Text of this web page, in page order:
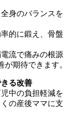
身のバランスを
的に鍛え、骨盤
流で痛みの根源
期待できます。
る改善
中の負担軽減を
の産後ママに支